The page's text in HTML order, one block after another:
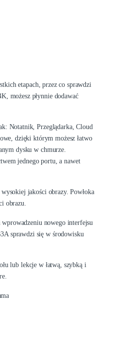
etapach, przez co sprawdzi
możesz płynnie dodawać
Notatnik, Przeglądarka, Cloud
dzięki którym możesz łatwo
dysku w chmurze.
jednego portu, a nawet
jakości obrazy. Powłoka
obrazu.
nowego interfejsu
sprawdzi się w środowisku
lub lekcje w łatwą, szybką i